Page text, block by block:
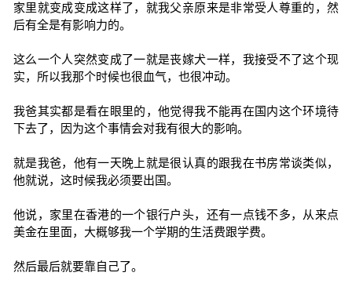
家里就变成变成这样了，就我父亲原来是非常受人尊重的，然
后有全是有影响力的。
这么一个人突然变成了一就是丧嫁犬一样，我接受不了这个现
实，所以我那个时候也很血气，也很冲动。
我爸其实都是看在眼里的，他觉得我不能再在国内这个环境待
下去了，因为这个事情会对我有很大的影响。
就是我爸，他有一天晚上就是很认真的跟我在书房常谈类似，
他就说，这时候我必须要出国。
他说，家里在香港的一个银行户头，还有一点钱不多，从来点
美金在里面，大概够我一个学期的生活费跟学费。
然后最后就要靠自己了。